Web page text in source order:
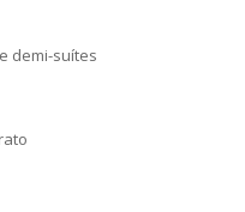
demi-suítes